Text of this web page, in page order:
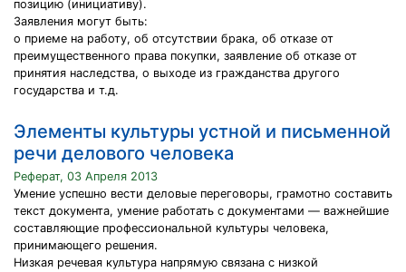
позицию (инициативу).
Заявления могут быть:
о приеме на работу, об отсутствии брака, об отказе от
преимущественного права покупки, заявление об отказе от
принятия наследства, о выходе из гражданства другого
государства и т.д.
Элементы культуры устной и письменной
речи делового человека
Реферат, 03 Апреля 2013
Умение успешно вести деловые переговоры, грамотно составить
текст документа, умение работать с документами — важнейшие
составляющие профессиональной культуры человека,
принимающего решения.
Низкая речевая культура напрямую связана с низкой